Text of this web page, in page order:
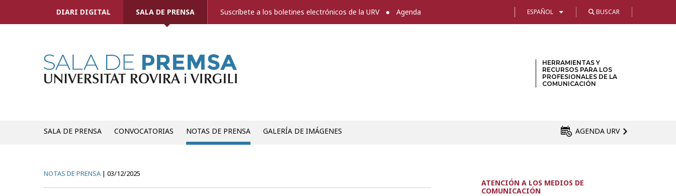
DIARI DIGITAL SALA DE PRENSA Suscríbete a los boletines electrónicos de la URV Agenda ESPAÑOL BUSCAR
HERRAMIENTAS Y
RECURSOS PARA LOS
PROFESIONALES DE LA
COMUNICACIÓN
SALA DE PRENSA CONVOCATORIAS NOTAS DE PRENSA GALERÍA DE IMÁGENES AGENDA URV
NOTAS DE PRENSA 03/12/2025
ATENCIÓN A LOS MEDIOS DE
COMUNICACIÓN